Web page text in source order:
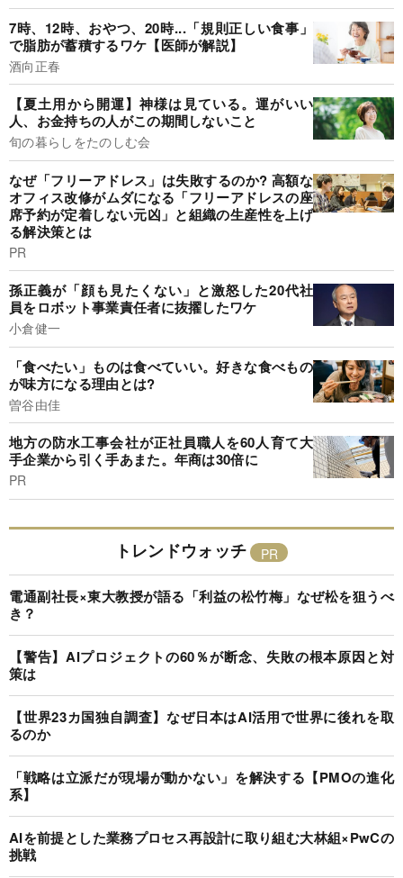
7時、12時、おやつ、20時...「規則正しい食事」
で脂肪が蓄積するワケ【医師が解説】
酒向正春
【夏土用から開運】神様は見ている。運がいい
人、お金持ちの人がこの期間しないこと
旬の暮らしをたのしむ会
なぜ「フリーアドレス」は失敗するのか? 高額な
オフィス改修がムダになる「フリーアドレスの座
席予約が定着しない元凶」と組織の生産性を上げ
る解決策とは
PR
孫正義が「顔も見たくない」と激怒した20代社
員をロボット事業責任者に抜擢したワケ
小倉健一
「食べたい」ものは食べていい。好きな食べもの
が味方になる理由とは?
曽谷由佳
地方の防水工事会社が正社員職人を60人育て大
手企業から引く手あまた。年商は30倍に
PR
トレンドウォッチ
電通副社長×東大教授が語る「利益の松竹梅」なぜ松を狙うべ
き？
【警告】AIプロジェクトの60％が断念、失敗の根本原因と対
策は
【世界23カ国独自調査】なぜ日本はAI活用で世界に後れを取
るのか
「戦略は立派だが現場が動かない」を解決する【PMOの進化
系】
AIを前提とした業務プロセス再設計に取り組む大林組×PwCの
挑戦